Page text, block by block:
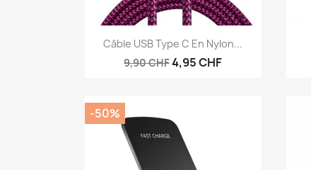
Aperçu rapide
Câble USB Type C En Nylon...
9,90 CHF4,95 CHF
-50%